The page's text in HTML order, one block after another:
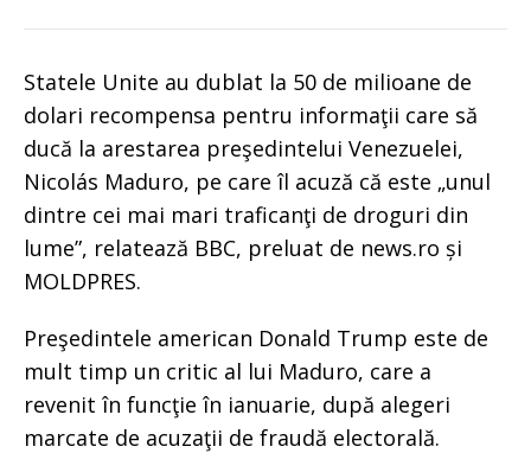
Statele Unite au dublat la 50 de milioane de
dolari recompensa pentru informaţii care să
ducă la arestarea preşedintelui Venezuelei,
Nicolás Maduro, pe care îl acuză că este „unul
dintre cei mai mari traficanţi de droguri din
lume”, relatează BBC, preluat de news.ro și
MOLDPRES.
Preşedintele american Donald Trump este de
mult timp un critic al lui Maduro, care a
revenit în funcţie în ianuarie, după alegeri
marcate de acuzaţii de fraudă electorală.